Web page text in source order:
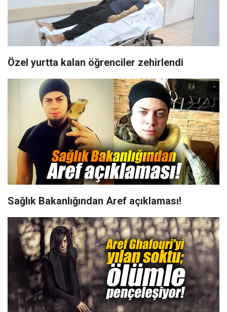
Özel yurtta kalan öğrenciler zehirlendi
Sağlık Bakanlığından Aref açıklaması!